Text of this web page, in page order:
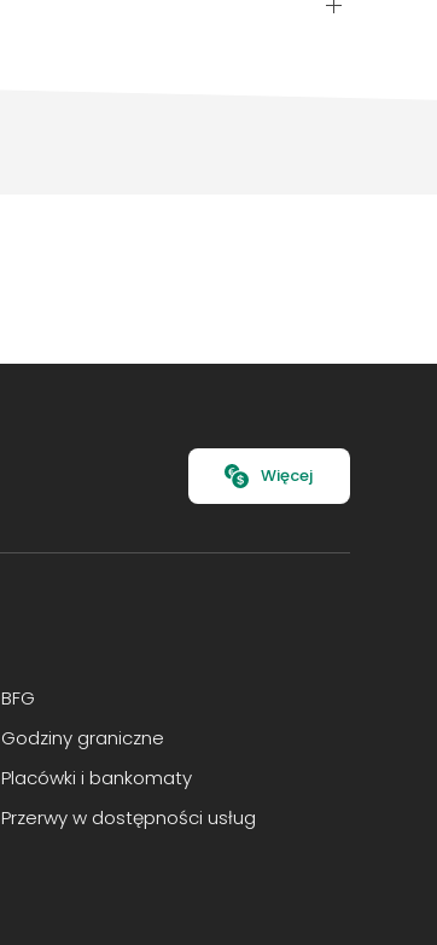
Więcej
BFG
Godziny graniczne
Placówki i bankomaty
Przerwy w dostępności usług